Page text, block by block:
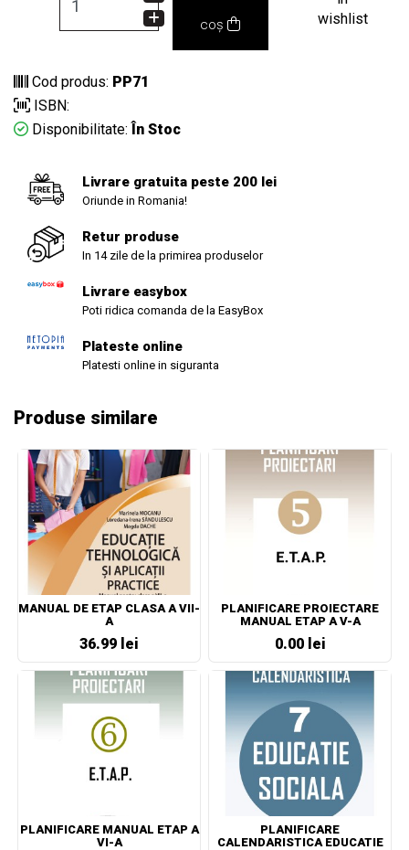
coș
wishlist
Cod produs: PP71
ISBN:
Disponibilitate: În Stoc
Livrare gratuita peste 200 lei
Oriunde in Romania!
Retur produse
In 14 zile de la primirea produselor
Livrare easybox
Poti ridica comanda de la EasyBox
Plateste online
Platesti online in siguranta
Produse similare
MANUAL DE ETAP CLASA A VII-
A
36.99 lei
PLANIFICARE PROIECTARE
MANUAL ETAP A V-A
0.00 lei
PLANIFICARE MANUAL ETAP A
VI-A
PLANIFICARE
CALENDARISTICA EDUCATIE